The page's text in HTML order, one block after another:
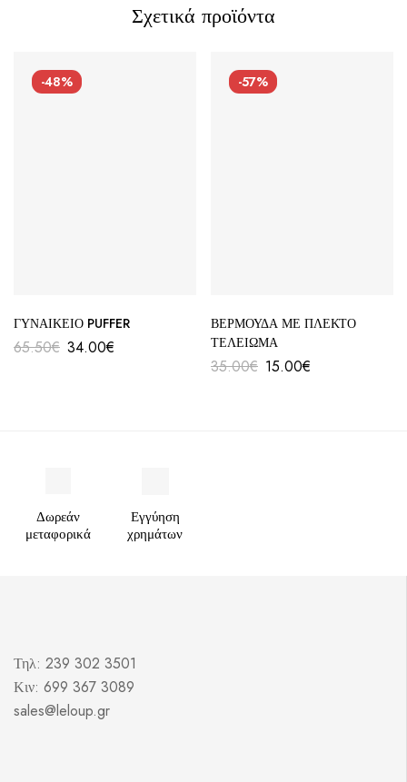
Σχετικά προϊόντα
-48%
ΓΥΝΑΙΚΕΙΟ PUFFER
65.50€ 34.00€
-57%
ΒΕΡΜΟΥΔΑ ΜΕ ΠΛΕΚΤΟ
ΤΕΛΕΙΩΜΑ
35.00€ 15.00€
Δωρεάν
μεταφορικά
Εγγύηση
χρημάτων
Τηλ: 239 302 3501
Κιν: 699 367 3089
sales@leloup.gr